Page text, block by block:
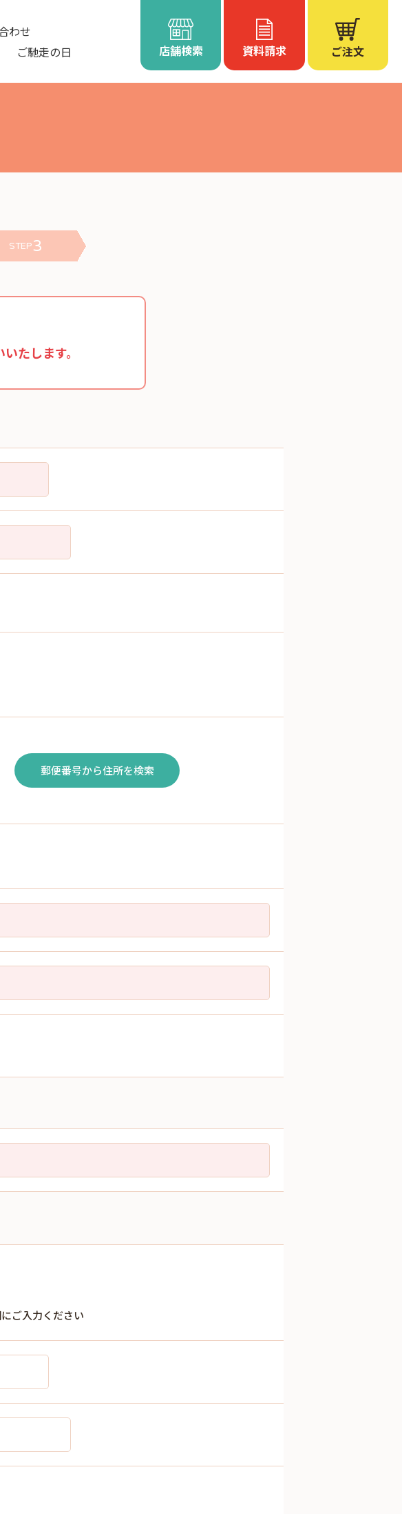
ご馳走の日
わせ
店舗検索
資料請求 ご注文
STEP3
たします。
郵便番号から住所を検索
ご入力ください